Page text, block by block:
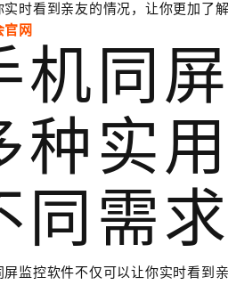
实时看到亲友的情况，让你更加了解
官网
机同
种实
同需求
屏监控软件不仅可以让你实时看到